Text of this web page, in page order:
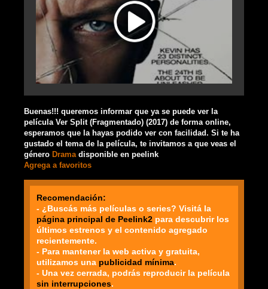
Buenas!!! queremos informar que ya se puede ver la
película Ver Split (Fragmentado) (2017) de forma online,
esperamos que la hayas podido ver con facilidad. Si te ha
gustado el tema de la película, te invitamos a que veas el
género Drama disponible en peelink
Agrega a favoritos
Recomendación:
- ¿Buscás más películas o series? Visitá la
página principal de Peelink2 para descubrir los
últimos estrenos y el contenido agregado
recientemente.
- Para mantener la web activa y gratuita,
utilizamos una publicidad mínima.
- Una vez cerrada, podrás reproducir la película
sin interrupciones.